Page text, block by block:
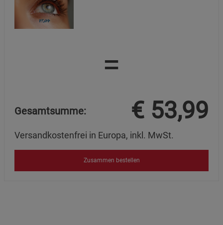
=
Gesamtsumme: € 53,99
Versandkostenfrei in Europa, inkl. MwSt.
Zusammen bestellen